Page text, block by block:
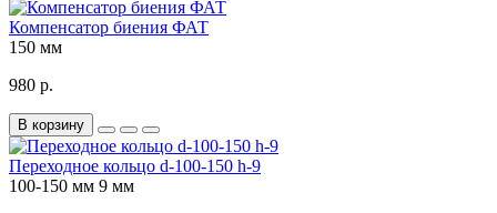
Компенсатор биения ФАТ
150 мм
980 р.
В корзину
Переходное кольцо d-100-150 h-9
100-150 мм 9 мм